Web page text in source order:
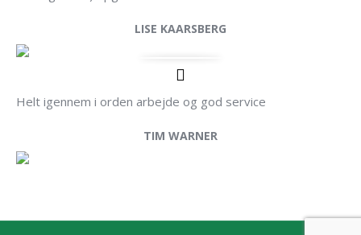
LISE KAARSBERG
Helt igennem i orden arbejde og god service
TIM WARNER